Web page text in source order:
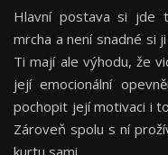
Hlavní postava si jde
mrcha a není snadné si
Ti mají ale výhodu, že
její emocionální
pochopit její motivaci i
Zároveň spolu s ní